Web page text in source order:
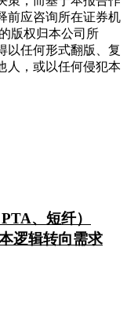
前应咨询所在证券机
版权归本公司所
以任何形式翻版、复
人，或以任何侵犯本
、短纤）
逻辑转向需求